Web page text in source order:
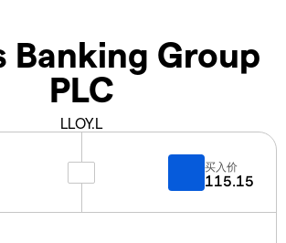
Banking Group
PLC
LLOY.L
买入价
115.15